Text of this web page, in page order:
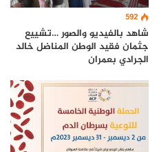
592
شاهد بالفيديو والصور …تشييع
جثمان فقيد الوطن المناضل خالد
الجرادي بعمران